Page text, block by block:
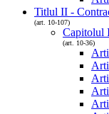
Titlul II -
(art. 10-107)
Capitolul
(art. 10-36)